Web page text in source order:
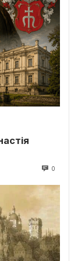
0